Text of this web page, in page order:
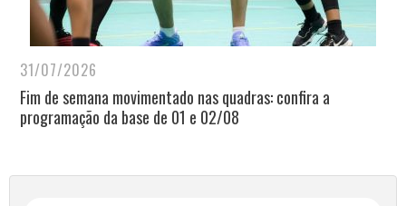
31/07/2026
Fim de semana movimentado nas quadras: confira a
programação da base de 01 e 02/08